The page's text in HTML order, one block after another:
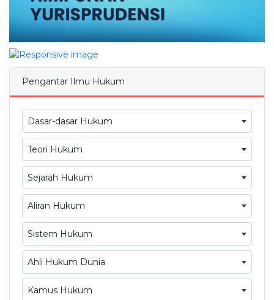
Pengantar Ilmu Hukum
Dasar-dasar Hukum
Teori Hukum
Sejarah Hukum
Aliran Hukum
Sistem Hukum
Ahli Hukum Dunia
Kamus Hukum